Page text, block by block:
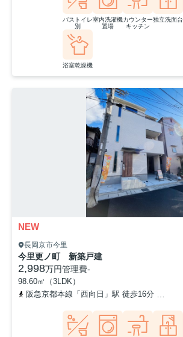
バストイレ
別
室内洗濯機
置場
カウンター
キッチン
独立洗面台
浴室乾燥機
NEW
長岡京市今里
今里更ノ町 新築戸建
2,998万円管理費-
98.60㎡（3LDK）
阪急京都本線「西向日」駅 徒歩16分